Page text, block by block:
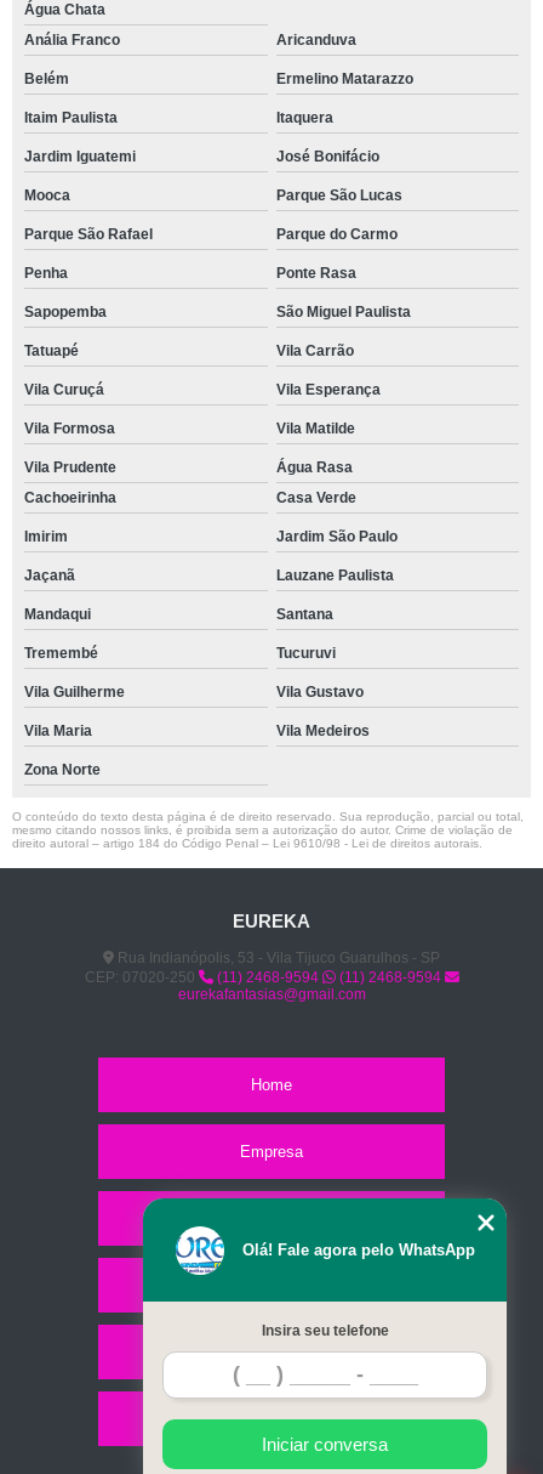
Água Chata
Anália Franco
Aricanduva
Belém Ermelino Matarazzo
Itaim Paulista Itaquera
Jardim Iguatemi José Bonifácio
Mooca Parque São Lucas
Parque São Rafael Parque do Carmo
Penha Ponte Rasa
Sapopemba São Miguel Paulista
Tatuapé Vila Carrão
Vila Curuçá Vila Esperança
Vila Formosa Vila Matilde
Vila Prudente
Água Rasa
Cachoeirinha
Casa Verde
Imirim Jardim São Paulo
Jaçanã Lauzane Paulista
Mandaqui Santana
Tremembé Tucuruvi
Vila Guilherme Vila Gustavo
Vila Maria Vila Medeiros
Zona Norte
O conteúdo do texto desta página é de direito reservado. Sua reprodução, parcial ou total,
mesmo citando nossos links, é proibida sem a autorização do autor. Crime de violação de
direito autoral – artigo 184 do Código Penal – Lei 9610/98 - Lei de direitos autorais
EUREKA
Rua Indianópolis, 53 - Vila Tijuco Guarulhos - SP
CEP: 07020-250
(11) 2468-9594
(11) 2468-9594
eurekafantasias@gmail.com
Home
Empresa
Contato
Mapa do site
Olá! Fale agora pelo WhatsApp
Insira seu telefone
Iniciar conversa